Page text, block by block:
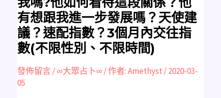
有想跟我進一步發展嗎？天使建
議？速配指數？3個月內交往指
數(不限性別、不限時間)
發佈留言/∞大眾占卜∞/ 作者:Amethyst /2020-03-
05
係？
他
有
想
跟
我
進
一
發
展